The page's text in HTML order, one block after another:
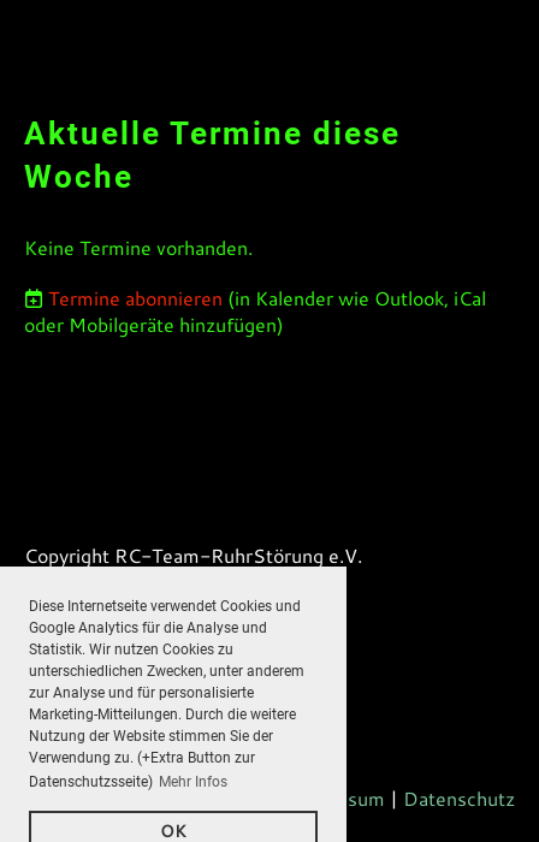
Diese Internetseite verwendet Cookies und
Google Analytics für die Analyse und
Statistik. Wir nutzen Cookies zu
unterschiedlichen Zwecken, unter anderem
zur Analyse und für personalisierte
Marketing-Mitteilungen. Durch die weitere
Nutzung der Website stimmen Sie der
Verwendung zu. (+Extra Button zur
Datenschutzsseite) Mehr Infos
OK
Aktuelle Termine diese
Woche
Keine Termine vorhanden.
Termine abonnieren (in Kalender wie Outlook, iCal
oder Mobilgeräte hinzufügen)
Copyright RC-Team-RuhrStörung e.V.
Kontaktieren Sie uns
admin@rc-team-ruhrstoerung.de
Impressum | Datenschutz